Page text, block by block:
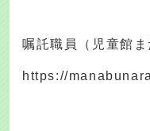
嘱託職員（児童館
https://